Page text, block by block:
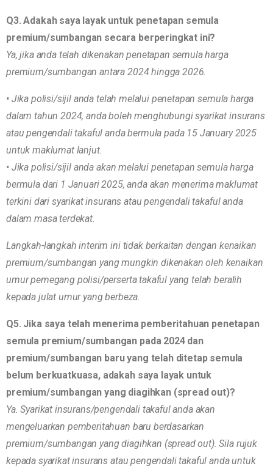
Q3. Adakah saya layak untuk penetapan semula
premium/sumbangan secara berperingkat ini?
Ya, jika anda telah dikenakan penetapan semula harga
premium/sumbangan antara 2024 hingga 2026.
• Jika polisi/sijil anda telah melalui penetapan semula harga
dalam tahun 2024, anda boleh menghubungi syarikat insurans
atau pengendali takaful anda bermula pada 15 January 2025
untuk maklumat lanjut.
• Jika polisi/sijil anda akan melalui penetapan semula harga
bermula dari 1 Januari 2025, anda akan menerima maklumat
terkini dari syarikat insurans atau pengendali takaful anda
dalam masa terdekat.
Langkah-langkah interim ini tidak berkaitan dengan kenaikan
premium/sumbangan yang mungkin dikenakan oleh kenaikan
umur pemegang polisi/perserta takaful yang telah beralih
kepada julat umur yang berbeza.
Q5. Jika saya telah menerima pemberitahuan penetapan
semula premium/sumbangan pada 2024 dan
premium/sumbangan baru yang telah ditetap semula
belum berkuatkuasa, adakah saya layak untuk
premium/sumbangan yang diagihkan (spread out)?
Ya. Syarikat insurans/pengendali takaful anda akan
mengeluarkan pemberitahuan baru berdasarkan
premium/sumbangan yang diagihkan (spread out). Sila rujuk
kepada syarikat insurans atau pengendali takaful anda untuk